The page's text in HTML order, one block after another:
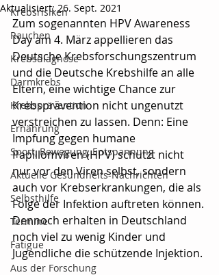
Krebsrisiken
Rauchen
Krebsdiagnose
Darmkrebs
Krebsprävention
Ernährung
Sport, Bewegung, Entspannung
Aktuelle Gesundheits-Nachrichten
Selbsthilfe
Termine
Fatigue
Aus der Forschung
Aktualisiert:26. Sept. 2021
Zum sogenannten HPV Awareness
Day am 4. März appellieren das
Deutsche Krebsforschungszentrum
und die Deutsche Krebshilfe an alle
Eltern, eine wichtige Chance zur
Krebsprävention nicht ungenutzt
verstreichen zu lassen. Denn: Eine
Impfung gegen humane
Papillomviren (HPV) schützt nicht
nur vor den Viren selbst, sondern
auch vor Krebserkrankungen, die als
Folge der Infektion auftreten können.
Dennoch erhalten in Deutschland
noch viel zu wenig Kinder und
Jugendliche die schützende Injektion.